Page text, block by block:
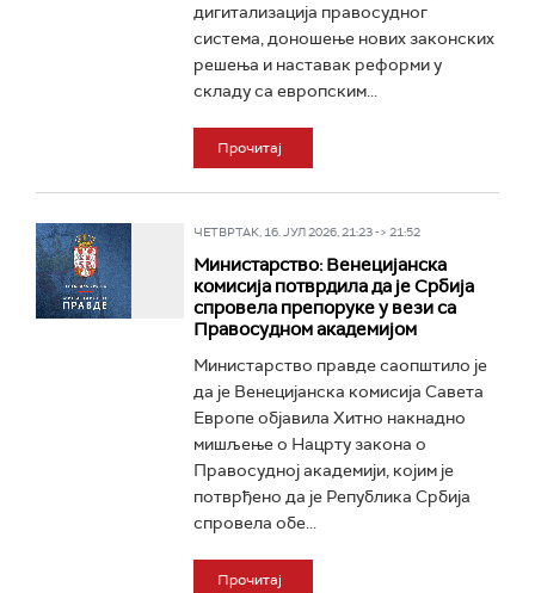
дигитализација правосудног
система, доношење нових законских
решења и наставак реформи у
складу са европским...
Прочитај
ЧЕТВРТАК, 16. ЈУЛ 2026, 21:23 -> 21:52
Министарство: Венецијанска
комисија потврдила да је Србија
спровела препоруке у вези са
Правосудном академијом
Министарство правде саопштило је
да је Венецијанска комисија Савета
Европе објавила Хитно накнадно
мишљење о Нацрту закона о
Правосудној академији, којим је
потврђено да је Република Србија
спровела обе...
Прочитај